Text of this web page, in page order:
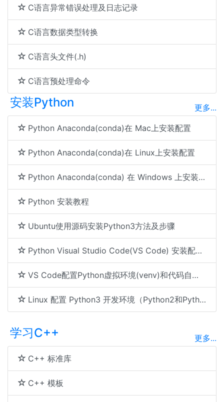
C语言异常错误处理及日志记录
C语言数据类型转换
C语言头文件(.h)
C语言预处理命令
安装Python 更多...
Python Anaconda(conda)在 Mac上安装配置
Python Anaconda(conda)在 Linux上安装配置
Python Anaconda(conda) 在 Windows 上安装配置
Python 安装教程
Ubuntu使用源码安装Python3方法及步骤
Python Visual Studio Code(VS Code) 安装配置及使用
VS Code配置Python虚拟环境(venv)和代码自动补全(智能提示)
Linux 配置 Python3 开发环境（Python2和Python3同时可用）
学习C++ 更多...
C++ 标准库
C++ 模板